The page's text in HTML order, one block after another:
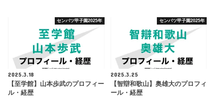
センバツ甲子園2025年
2025.3.18
【至学館】山本歩武のプロフィー
ル・経歴
センバツ甲子園2025年
2025.3.25
【智辯和歌山】奥雄大のプロフィ
ール・経歴